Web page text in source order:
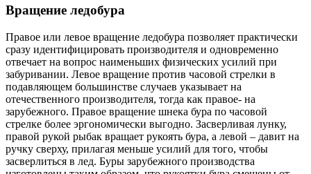
Вращение ледобура
Правое или левое вращение ледобура позволяет практически
сразу идентифицировать производителя и одновременно
отвечает на вопрос наименьших физических усилий при
забуривании. Левое вращение против часовой стрелки в
подавляющем большинстве случаев указывает на
отечественного производителя, тогда как правое- на
зарубежного. Правое вращение шнека бура по часовой
стрелке более эргономически выгодно. Засверливая лунку,
правой рукой рыбак вращает рукоять бура, а левой – давит на
ручку сверху, прилагая меньше усилий для того, чтобы
засверлиться в лед. Буры зарубежного производства